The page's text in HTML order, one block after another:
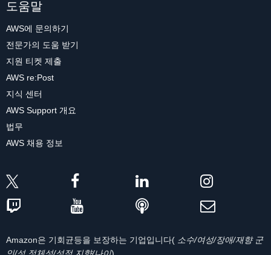
도움말
AWS에 문의하기
전문가의 도움 받기
지원 티켓 제출
AWS re:Post
지식 센터
AWS Support 개요
법무
AWS 채용 정보
Amazon은 기회균등을 보장하는 기업입니다( 소수/여성/장애/재향 군